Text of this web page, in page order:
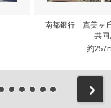
南都銀行 真美ヶ
共同
約